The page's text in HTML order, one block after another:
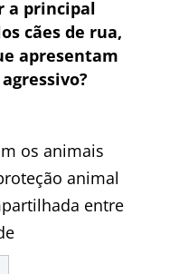
a principal
cães de rua,
apresentam
os animais
animal
entre